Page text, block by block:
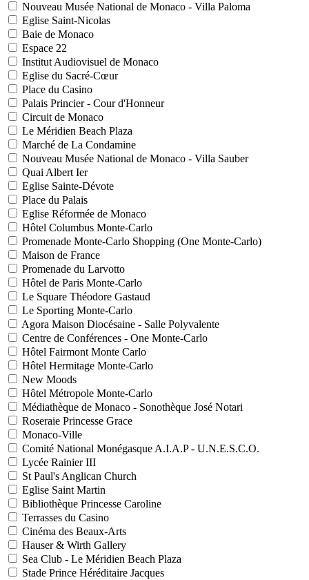
Nouveau Musée National de Monaco - Villa Paloma
Eglise Saint-Nicolas
Baie de Monaco
Espace 22
Institut Audiovisuel de Monaco
Eglise du Sacré-Cœur
Place du Casino
Palais Princier - Cour d'Honneur
Circuit de Monaco
Le Méridien Beach Plaza
Marché de La Condamine
Nouveau Musée National de Monaco - Villa Sauber
Quai Albert Ier
Eglise Sainte-Dévote
Place du Palais
Eglise Réformée de Monaco
Hôtel Columbus Monte-Carlo
Promenade Monte-Carlo Shopping (One Monte-Carlo)
Maison de France
Promenade du Larvotto
Hôtel de Paris Monte-Carlo
Le Square Théodore Gastaud
Le Sporting Monte-Carlo
Agora Maison Diocésaine - Salle Polyvalente
Centre de Conférences - One Monte-Carlo
Hôtel Fairmont Monte Carlo
Hôtel Hermitage Monte-Carlo
New Moods
Hôtel Métropole Monte-Carlo
Médiathèque de Monaco - Sonothèque José Notari
Roseraie Princesse Grace
Monaco-Ville
Comité National Monégasque A.I.A.P - U.N.E.S.C.O.
Lycée Rainier III
St Paul's Anglican Church
Eglise Saint Martin
Bibliothèque Princesse Caroline
Terrasses du Casino
Cinéma des Beaux-Arts
Hauser & Wirth Gallery
Sea Club - Le Méridien Beach Plaza
Stade Prince Héréditaire Jacques